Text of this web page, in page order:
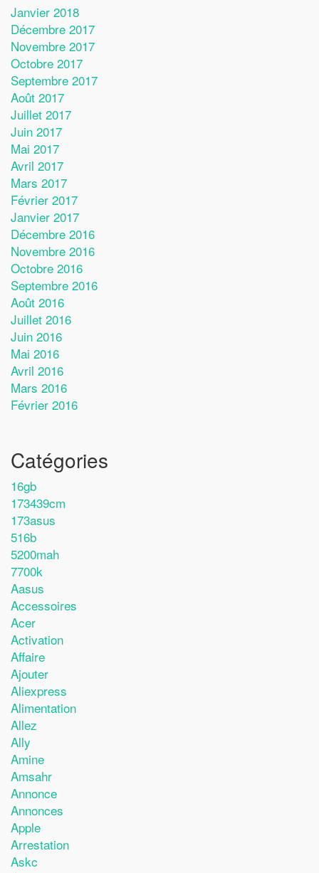
Janvier 2018
Décembre 2017
Novembre 2017
Octobre 2017
Septembre 2017
Août 2017
Juillet 2017
Juin 2017
Mai 2017
Avril 2017
Mars 2017
Février 2017
Janvier 2017
Décembre 2016
Novembre 2016
Octobre 2016
Septembre 2016
Août 2016
Juillet 2016
Juin 2016
Mai 2016
Avril 2016
Mars 2016
Février 2016
Catégories
16gb
173439cm
173asus
516b
5200mah
7700k
Aasus
Accessoires
Acer
Activation
Affaire
Ajouter
Aliexpress
Alimentation
Allez
Ally
Amine
Amsahr
Annonce
Annonces
Apple
Arrestation
Askc